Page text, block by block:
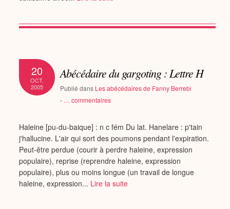
20
OCT.
2005
Abécédaire du gargoting : Lettre H
Publié dans Les abécédaires de Fanny Berrebi
- … commentaires
Haleine [pu-du-baique] : n c fém Du lat. Hanelare : p'tain
j'hallucine. L'air qui sort des poumons pendant l'expiration.
Peut-être perdue (courir à perdre haleine, expression
populaire), reprise (reprendre haleine, expression
populaire), plus ou moins longue (un travail de longue
haleine, expression... Lire la suite